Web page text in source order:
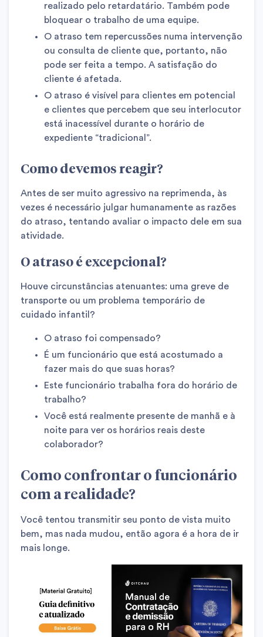
realizado pelo retardatário. Também pode
bloquear o trabalho de uma equipe.
O atraso tem repercussões numa intervenção
ou consulta de cliente que, portanto, não
pode ser feita a tempo. A satisfação do
cliente é afetada.
O atraso é visível para clientes em potencial
e clientes que percebem que seu interlocutor
está inacessível durante o horário de
expediente “tradicional”.
Como devemos reagir?
Antes de ser muito agressivo na reprimenda, às
vezes é necessário julgar humanamente as razões
do atraso, tentando avaliar o impacto dele em sua
atividade.
O atraso é excepcional?
Houve circunstâncias atenuantes: uma greve de
transporte ou um problema temporário de
cuidado infantil?
O atraso foi compensado?
É um funcionário que está acostumado a
fazer mais do que suas horas?
Este funcionário trabalha fora do horário de
trabalho?
Você está realmente presente de manhã e à
noite para ver os horários reais deste
colaborador?
Como confrontar o funcionário
com a realidade?
Você tentou transmitir seu ponto de vista muito
bem, mas nada mudou, então agora é a hora de ir
mais longe.